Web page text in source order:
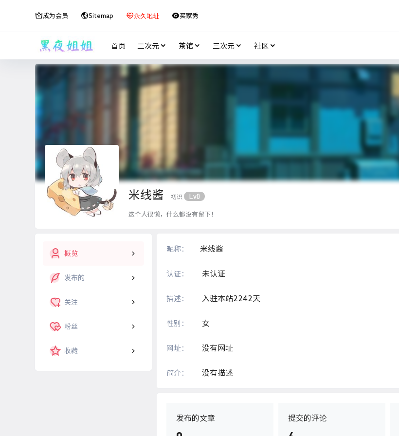
成为会员 Sitemap 永久地址 买家秀
首页 二次元 茶馆 三次元 社区
米线酱 初识 Lv0
这个人很懒，什么都没有留下！
概览
发布的
关注
粉丝
收藏
昵称： 米线酱
认证： 未认证
描述： 入驻本站2242天
性别： 女
网址： 没有网址
简介： 没有描述
发布的文章 提交的评论